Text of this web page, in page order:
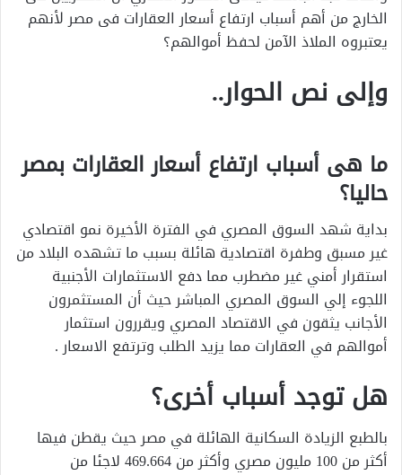
الخارج من أهم أسباب ارتفاع أسعار العقارات فى مصر لأنهم
يعتبروه الملاذ الآمن لحفظ أموالهم؟
وإلى نص الحوار..
ما هى أسباب ارتفاع أسعار العقارات بمصر
حاليا؟
بداية شهد السوق المصري في الفترة الأخيرة نمو اقتصادي
غير مسبق وطفرة اقتصادية هائلة بسبب ما تشهده البلاد من
استقرار أمني غير مضطرب مما دفع الاستثمارات الأجنبية
اللجوء إلي السوق المصري المباشر حيث أن المستثمرون
الأجانب يثقون في الاقتصاد المصري ويقررون استثمار
أموالهم في العقارات مما يزيد الطلب وترتفع الاسعار .
هل توجد أسباب أخرى؟
بالطبع الزيادة السكانية الهائلة في مصر حيث يقطن فيها
أكثر من 100 مليون مصري وأكثر من 469.664 لاجئا من